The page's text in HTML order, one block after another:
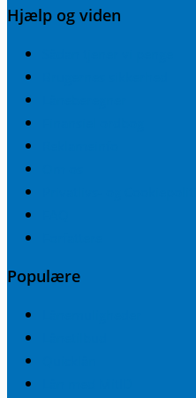
Hjælp og viden
Populære